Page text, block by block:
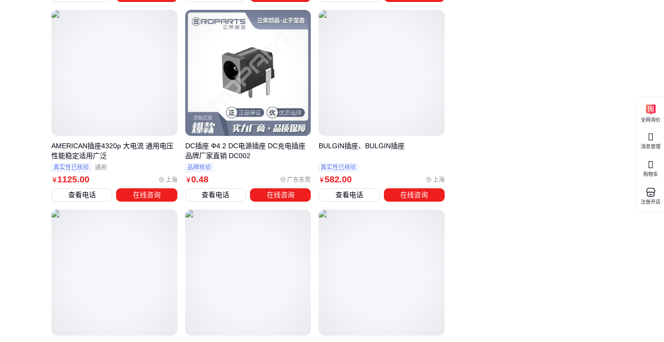
原因。下个环节我们将具体分析如何根据场景特点组合这些参
数优先级。
三、工业、商业与家用场景的插座配置差异在哪里？
插座选型的核心矛盾在于：参数堆砌不等于适用性。工业级插
座强调连续负载能力和防护等级，而家用场景更关注便捷性与
空间适配。
工业环境：优先选择导轨式接线端子排
，需满足高电流承载和防尘防水要求
合灵活布局和设备频繁更换
嵌入式轨道插座
和小型魔方插座能平衡美观与
工业场景常见的导轨式安装方式，通过标准化接口实现快速维
配电箱
￥ 1125.00 上海
AMERICAN插座4320p 大电流 通用电压
性能稳定适用广泛
真实性已核验 通用
查看电话 在线咨询
￥0.48 广东东莞
DC插座 Φ4.2 DC电源插座 DC充电插座
品牌厂家直销 DC002
品牌核验
查看电话 在线咨询
￥582.00 上海
BULGIN插座、BULGIN插座
真实性已核验
查看电话 在线咨询
全网询价
消息管理
购物车
注册开店